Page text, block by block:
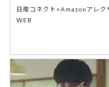
日産コネクト×Amazonアレク
WEB